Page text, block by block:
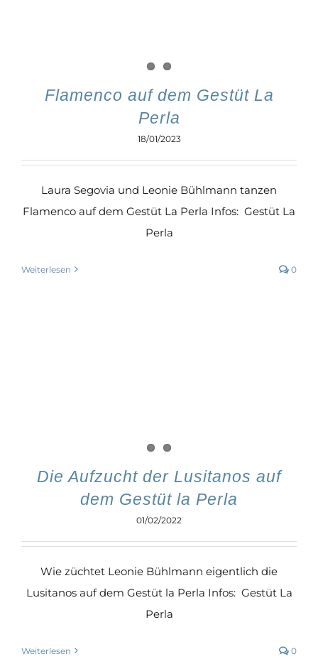
Flamenco auf dem Gestüt La
Perla
18/01/2023
Laura Segovia und Leonie Bühlmann tanzen
Flamenco auf dem Gestüt La Perla Infos: Gestüt La
Perla
Weiterlesen 0
Die Aufzucht der Lusitanos auf
dem Gestüt la Perla
01/02/2022
Wie züchtet Leonie Bühlmann eigentlich die
Lusitanos auf dem Gestüt la Perla Infos: Gestüt La
Perla
Weiterlesen 0